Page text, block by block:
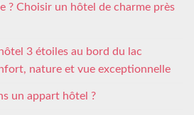
? Choisir un hôtel de charme près
3 étoiles au bord du lac
nature et vue exceptionnelle
un appart hôtel ?